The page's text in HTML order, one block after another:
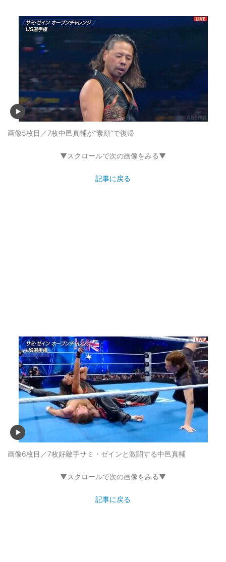
画像5枚目／7枚中邑真輔が“素顔”で復帰
▼スクロールで次の画像をみる▼
記事に戻る
画像6枚目／7枚好敵手サミ・ゼインと激闘する中邑真輔
▼スクロールで次の画像をみる▼
記事に戻る